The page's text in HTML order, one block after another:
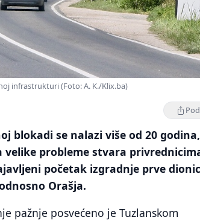
infrastrukturi (Foto: A. K./Klix.ba)
blokadi se nalazi više od 20
probleme stvara
početak izgradnje prve
Orašja.
pažnje posvećeno je Tuzlanskom